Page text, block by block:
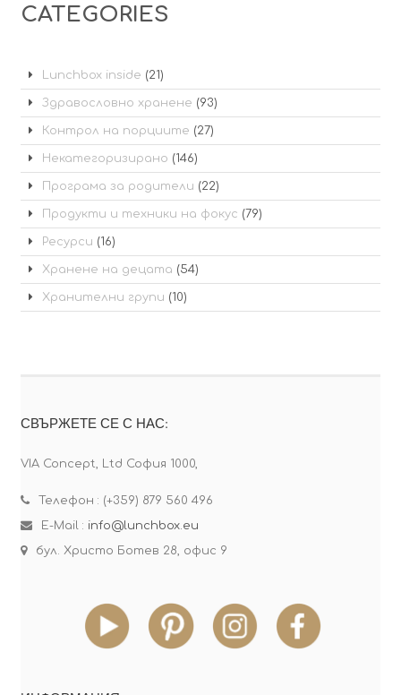
CATEGORIES
Lunchbox inside (21)
Здравословно хранене (93)
Контрол на порциите (27)
Некатегоризирано (146)
Програма за родители (22)
Продукти и техники на фокус (79)
Ресурси (16)
Хранене на децата (54)
Хранителни групи (10)
СВЪРЖЕТЕ СЕ С НАС:
VIA Concept, Ltd София 1000,
Телефон : (+359) 879 560 496
E-Mail : info@lunchbox.eu
бул. Христо Ботев 28, офис 9